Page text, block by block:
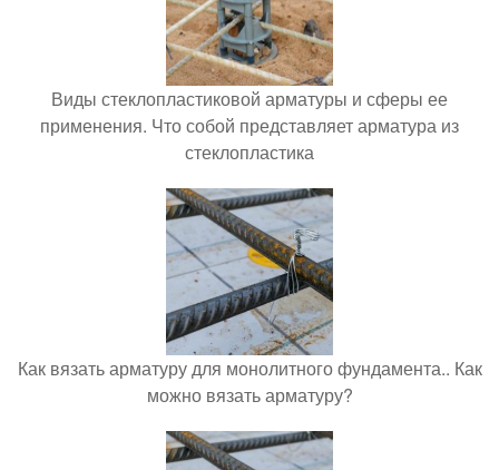
Виды стеклопластиковой арматуры и сферы ее
применения. Что собой представляет арматура из
стеклопластика
Как вязать арматуру для монолитного фундамента.. Как
можно вязать арматуру?